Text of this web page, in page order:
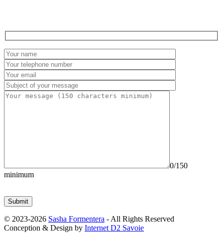
0/150
minimum
© 2023-2026 Sasha Formentera - All Rights Reserved
Conception & Design by Internet D2 Savoie